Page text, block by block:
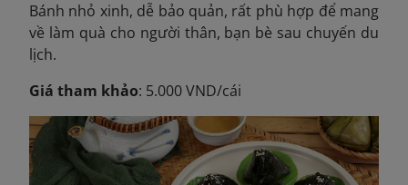
Bánh nhỏ xinh, dễ bảo quản, rất phù hợp để mang
về làm quà cho người thân, bạn bè sau chuyến du
lịch.
Giá tham khảo: 5.000 VND/cái